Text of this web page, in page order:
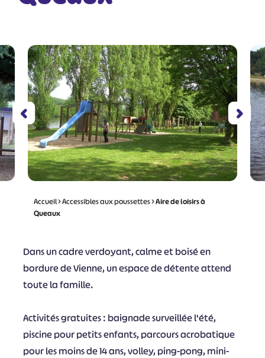
Accueil>Accessibles aux poussettes>Aire de loisirs à
Queaux
Dans un cadre verdoyant, calme et boisé en
bordure de Vienne, un espace de détente attend
toute la famille.
Activités gratuites : baignade surveillée l'été,
piscine pour petits enfants, parcours acrobatique
pour les moins de 14 ans, volley, ping-pong, mini-